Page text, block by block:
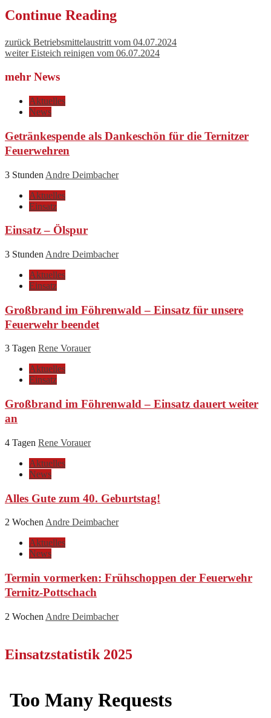
Continue Reading
zurück Betriebsmittelaustritt vom 04.07.2024
weiterEisteich reinigen vom 06.07.2024
mehr News
Aktuelles
News
Getränkespende als Dankeschön für die Ternitzer
Feuerwehren
3 Stunden Andre Deimbacher
Aktuelles
Einsatz
Einsatz – Ölspur
3 Stunden Andre Deimbacher
Aktuelles
Einsatz
Großbrand im Föhrenwald – Einsatz für unsere
Feuerwehr beendet
3 Tagen Rene Vorauer
Aktuelles
Einsatz
Großbrand im Föhrenwald – Einsatz dauert weiter
an
4 Tagen Rene Vorauer
Aktuelles
News
Alles Gute zum 40. Geburtstag!
2 Wochen Andre Deimbacher
Aktuelles
News
Termin vormerken: Frühschoppen der Feuerwehr
Ternitz-Pottschach
2 Wochen Andre Deimbacher
Einsatzstatistik 2025